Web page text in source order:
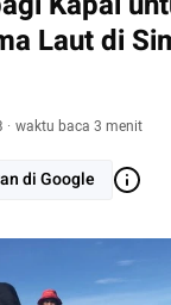
Laut di
· waktu baca 3 menit
di Google